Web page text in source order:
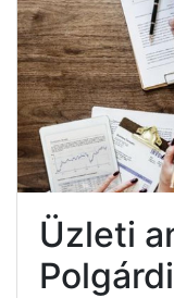
Üzleti